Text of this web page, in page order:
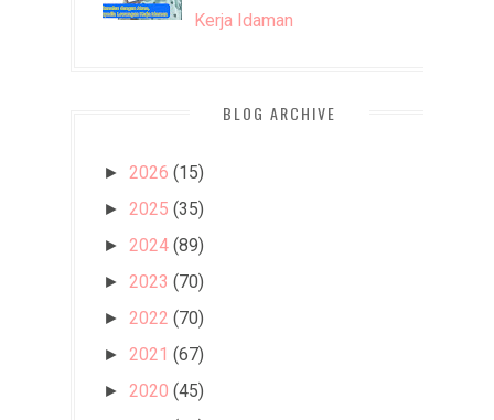
Kerja Idaman
BLOG ARCHIVE
► 2026 (15)
► 2025 (35)
► 2024 (89)
► 2023 (70)
► 2022 (70)
► 2021 (67)
► 2020 (45)